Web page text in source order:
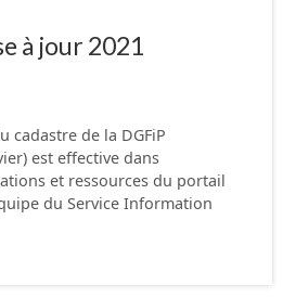
à jour 2021
cadastre de la DGFiP
est effective dans
et ressources du portail
du Service Information